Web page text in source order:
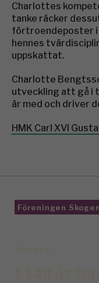
Charlottes
tanke räcker
förtroendeposter i
hennes
uppskattat.
Charlotte
utveckling att gå i
är med och driver
HMK Carl XVI
Föreningen Skogen